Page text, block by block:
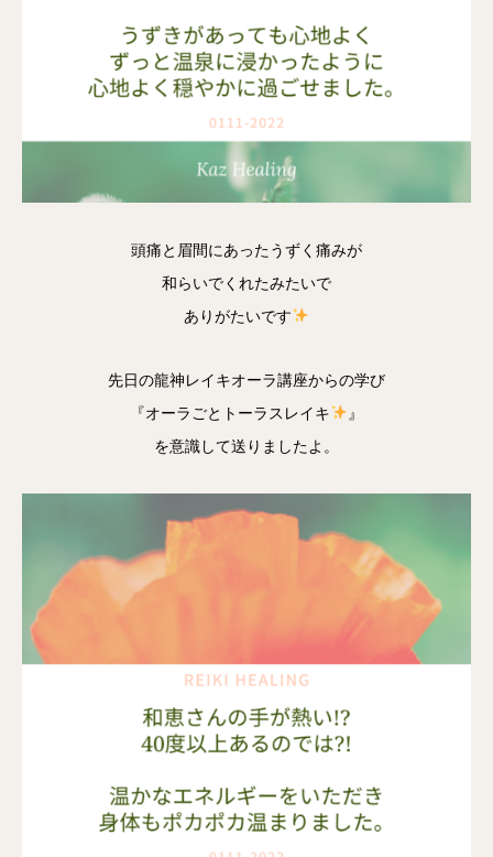
頭痛と眉間にあったうずく痛みが
和らいでくれたみたいで
ありがたいです
先日の龍神レイキオーラ講座からの学び
『オーラごとトーラスレイキ
』
を意識して送りましたよ。